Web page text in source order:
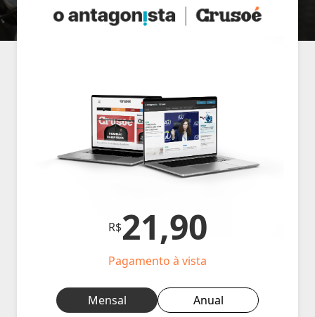
R$21,90
Pagamento à vista
Mensal Anual